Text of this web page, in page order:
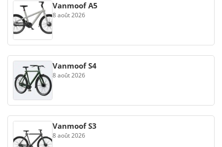
Vanmoof A5
8 août 2026
Vanmoof S4
8 août 2026
Vanmoof S3
8 août 2026